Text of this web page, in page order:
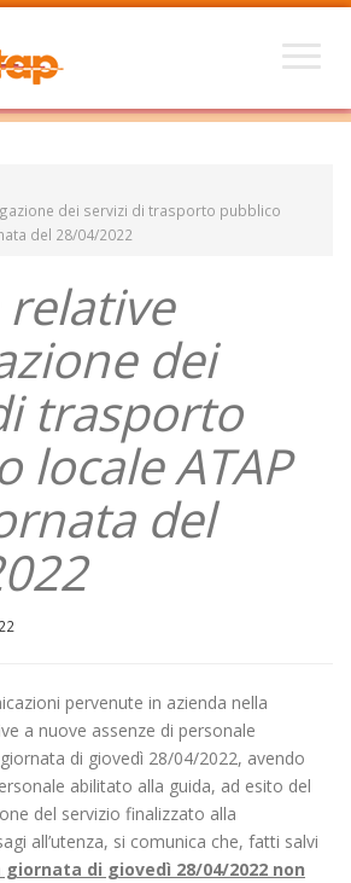
dei servizi di trasporto pubblico
del 28/04/2022
dei
trasporto
locale ATAP
del
pervenute in azienda nella
a nuove assenze di personale
di giovedì 28/04/2022, avendo
abilitato alla guida, ad esito del
del servizio finalizzato alla
all’utenza, si comunica che, fatti salvi
giornata di giovedì 28/04/2022 non